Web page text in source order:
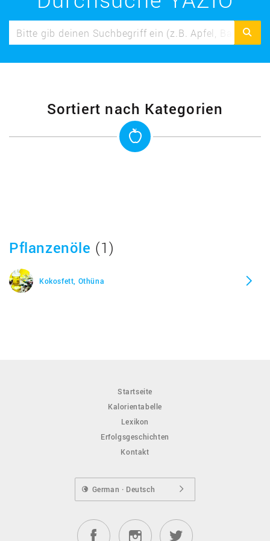
Sortiert nach Kategorien
Pflanzenöle (1)
Kokosfett, Othüna
Startseite
Kalorientabelle
Lexikon
Erfolgsgeschichten
Kontakt
German · Deutsch